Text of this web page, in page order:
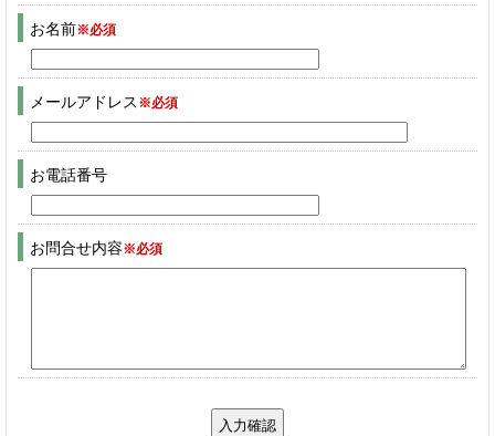
お名前※必須
メールアドレス ※必須
お電話番号
お問合せ内容※必須